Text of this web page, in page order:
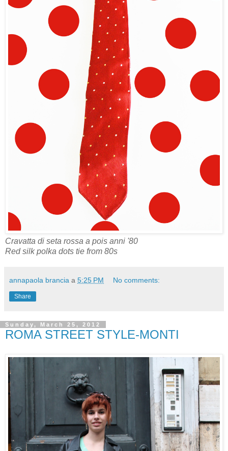
Cravatta di seta rossa a pois anni '80
Red silk polka dots tie from 80s
annapaola brancia a 5:25 PM No comments:
Share
Sunday, March 25, 2012
ROMA STREET STYLE-MONTI